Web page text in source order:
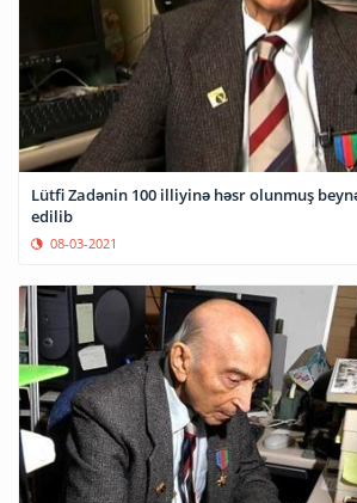
Lütfi Zadənin 100 illiyinə həsr olunmuş
edilib
08-03-2021